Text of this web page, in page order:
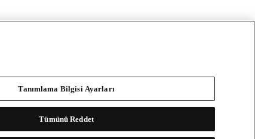
Tanımlama Bilgisi Ayarları
Tümünü Reddet